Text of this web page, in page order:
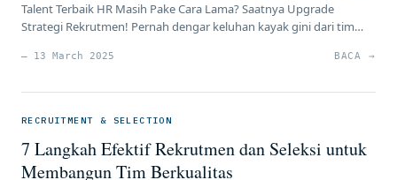
Talent Terbaik HR Masih Pake Cara Lama? Saatnya Upgrade
Strategi Rekrutmen! Pernah dengar keluhan kayak gini dari tim
sesuai ekspektasi.” atau “Baru aja direkrut, eh udah resign!” Kalau
— 13 March 2025 BACA →
RECRUITMENT & SELECTION
7 Langkah Efektif Rekrutmen dan Seleksi untuk
Membangun Tim Berkualitas